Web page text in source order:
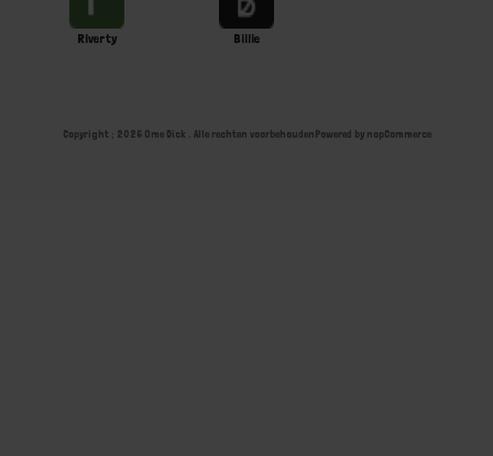
Riverty Billie
Copyright ; 2026 Ome Dick . Alle rechten voorbehoudenPowered by nopCommerce